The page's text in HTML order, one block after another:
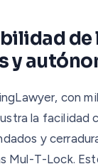
y
con
la facilidad
y
Mul-T-Lock.